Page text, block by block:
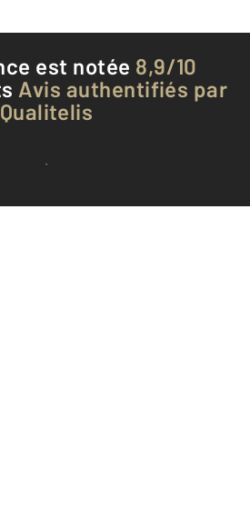
est notée 8,9/10
Avis authentifiés par
Qualitelis
tous les avis clients